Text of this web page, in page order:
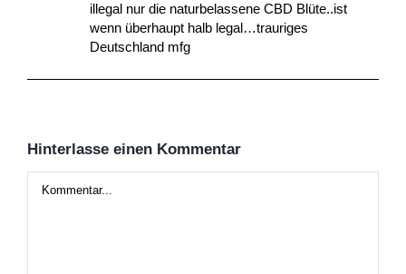
illegal nur die naturbelassene CBD Blüte..ist
wenn überhaupt halb legal…trauriges
Deutschland mfg
Hinterlasse einen Kommentar